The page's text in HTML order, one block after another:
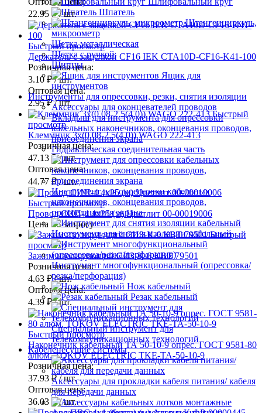
Шпатель
Штангенциркуль,
микроометр
Щетка металлическая
Щетка с ручкой
Щипцы
Ящик для
инструментов
Инструменты для опрессовки, резки, снятия изоляции
Аксессуары для оконцевателей проводов
Вкладыш для инструмента для опрессовки
кабельных наконечников, оконцевания проводов,
присоединения экрана
Гидравлическая соединительная часть
Инструмент для опрессовки кабельных
наконечников, оконцевания проводов,
присоединения экрана
Инструмент для снятия изоляции кабельный
Инструмент многофункциональный (опрессовка/
резка/перфорация)
Нож кабельный
Резак кабельный
Специальный инструмент для
телекоммуникационных технологий
Кабеленесущие системы
Аксессуары для прокладки кабеля питания/ кабеля
для передачи данных
22.95 ₽/ шт.
Быстрый просмотр
Держатель с защелкой CF16 IEK CTA10D-CF16-K41-100
Розничная цена:
3.10 ₽/ шт.
Оптовая цена:
2.95 ₽/ шт.
Быстрый
просмотр
Клеммник 3х(0.08-2.5(4.0)) WAGO 222-413
Розничная цена:
47.13 ₽/ шт.
Оптовая цена:
44.77 ₽/ шт.
Быстрый просмотр
Провод СИП-4 4х25 (м) Цветлит 00-00019006
Цена по запросу
Быстрый
просмотр
Зажим изолирующий СИЗ-К-6 КВТ 79501
Розничная цена:
4.63 ₽/ шт.
Оптовая цена:
4.39 ₽/ шт.
Быстрый просмотр
Наконечник кабельный ТА 50-10-9 опрес. ГОСТ 9581-80
алюм. TOKOV ELECTRIC TKE-TA-50-10-9
Розничная цена:
37.93 ₽/ шт.
Оптовая цена:
36.03 ₽/ шт.